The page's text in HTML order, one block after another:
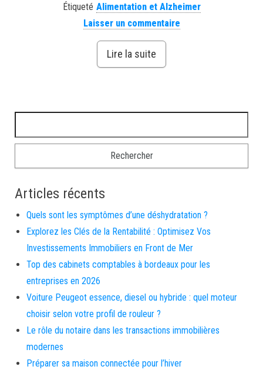
Étiqueté Alimentation et Alzheimer
Laisser un commentaire
Lire la suite
Articles récents
Quels sont les symptômes d’une déshydratation ?
Explorez les Clés de la Rentabilité : Optimisez Vos
Investissements Immobiliers en Front de Mer
Top des cabinets comptables à bordeaux pour les
entreprises en 2026
Voiture Peugeot essence, diesel ou hybride : quel moteur
choisir selon votre profil de rouleur ?
Le rôle du notaire dans les transactions immobilières
modernes
Préparer sa maison connectée pour l’hiver